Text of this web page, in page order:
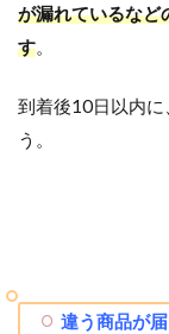
が漏れているなど
す。
到着後10日以内に
う。
違う商品が